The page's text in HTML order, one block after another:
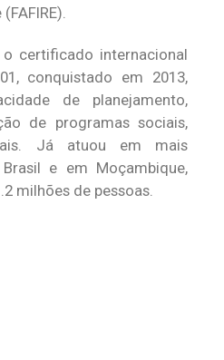
certificado internacional
conquistado em 2013,
de planejamento,
de programas sociais,
Já atuou em mais
e em Moçambique,
milhões de pessoas.